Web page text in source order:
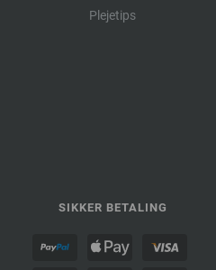
Plejetips
SIKKER BETALING